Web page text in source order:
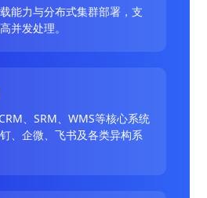
能力与分布式集群部署，支
并发处理。
、SRM、WMS等核心系统
、企微、飞书及各类异构系